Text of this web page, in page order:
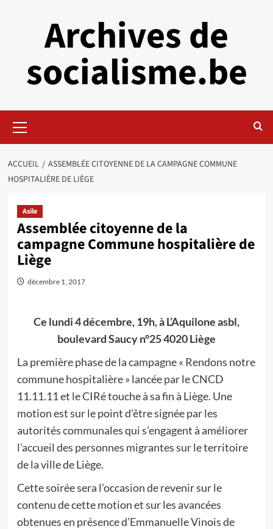
Archives de
socialisme.be
principal
ACCUEIL
ASSEMBLÉE CITOYENNE DE LA CAMPAGNE COMMUNE
HOSPITALIÈRE DE LIÈGE
Asile
Assemblée citoyenne de la
campagne Commune hospitalière de
Liège
décembre 1, 2017
Ce lundi 4 décembre, 19h, à L’Aquilone asbl,
boulevard Saucy n°25 4020 Liège
La première phase de la campagne « Rendons notre
commune hospitalière » lancée par le CNCD
11.11.11 et le CIRé touche à sa fin à Liège. Une
motion est sur le point d’être signée par les
autorités communales qui s’engagent à améliorer
l’accueil des personnes migrantes sur le territoire
de la ville de Liège.
Cette soirée sera l’occasion de revenir sur le
contenu de cette motion et sur les avancées
obtenues en présence d’Emmanuelle Vinois de